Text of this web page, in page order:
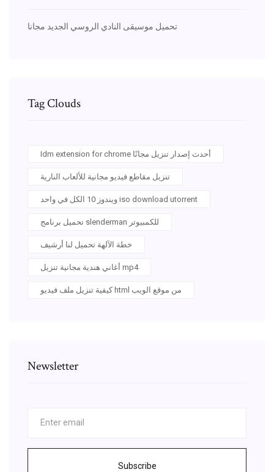
تحميل موسيقى النادي الروسي الجديد مجانا
Tag Clouds
Idm extension for chrome أحدث إصدار تنزيل مجانًا
تنزيل مقاطع فيديو مجانية للألعاب النارية
ويندوز 10 الكل في واحد iso download utorrent
تحميل برنامج slenderman للكمبيوتر
خطة الآلهة تحميل لنا أرشيف
أغاني هندية مجانية تنزيل mp4
كيفية تنزيل ملف فيديو html من موقع الويب
Newsletter
Subscribe